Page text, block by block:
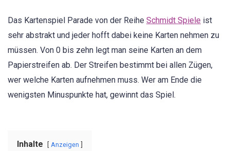
Das Kartenspiel Parade von der Reihe Schmidt Spiele ist
sehr abstrakt und jeder hofft dabei keine Karten nehmen zu
müssen. Von 0 bis zehn legt man seine Karten an dem
Papierstreifen ab. Der Streifen bestimmt bei allen Zügen,
wer welche Karten aufnehmen muss. Wer am Ende die
wenigsten Minuspunkte hat, gewinnt das Spiel.
Inhalte Anzeigen